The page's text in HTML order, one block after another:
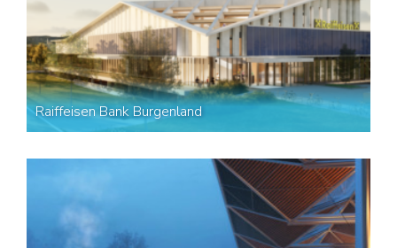
Raiffeisen Bank Burgenland